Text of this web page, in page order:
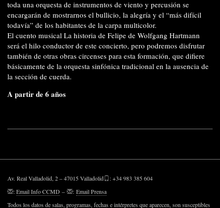
toda una orquesta de instrumentos de viento y percusión se
encargarán de mostrarnos el bullicio, la alegría y el “más difícil
todavía” de los habitantes de la carpa multicolor.
El cuento musical La historia de Felipe de Wolfgang Hartmann
será el hilo conductor de este concierto, pero podremos disfrutar
también de otras obras circenses para esta formación, que difiere
básicamente de la orquesta sinfónica tradicional en la ausencia de
la sección de cuerda.
A partir de 6 años
Av. Real Valladolid, 2 – 47015 Valladolid
: +34 983 385 604
:Email Info CCMD – : Email Prensa
Todos los datos de salas, programas, fechas e intérpretes que aparecen, son susceptibles